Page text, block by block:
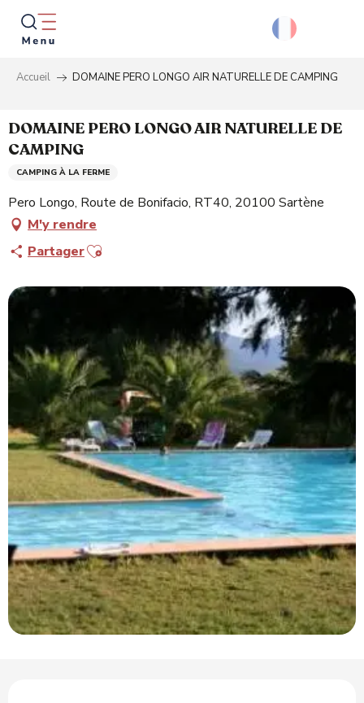
Aller
contenu
principal
Accueil DOMAINE PERO LONGO AIR NATURELLE DE CAMPING
DOMAINE PERO LONGO AIR NATURELLE DE
CAMPING
CAMPING À LA FERME
Pero Longo, Route de Bonifacio, RT40, 20100 Sartène
M'y rendre
PartagerAjouter aux favoris